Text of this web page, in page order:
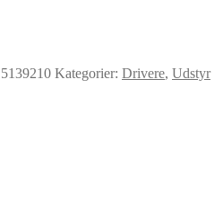
Kategorier: Drivere, Udstyr